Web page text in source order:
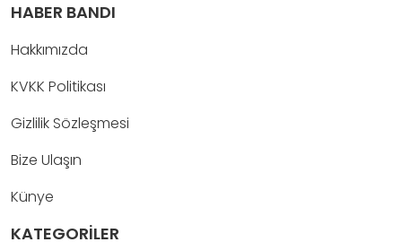
HABER BANDI
Hakkımızda
KVKK Politikası
Gizlilik Sözleşmesi
Bize Ulaşın
Künye
KATEGORİLER